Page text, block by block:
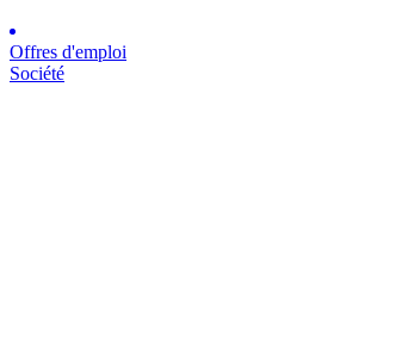
Offres d'emploi
Société